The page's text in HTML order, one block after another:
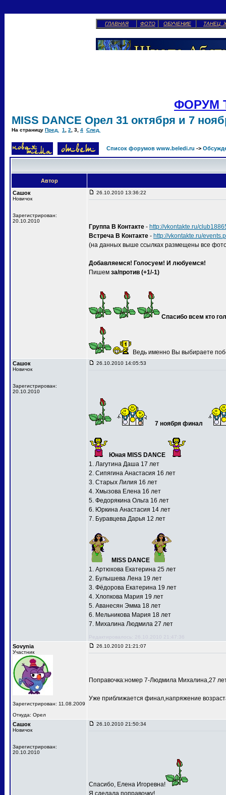
ГЛАВНАЯ ФОТО ОБУЧЕНИЕ ТАНЕЦ
ФОРУМ
MISS DANCE Орел 31 октября и 7
На страницу Пред. 1 2 3 4 След.
Список форумов www.beledi.ru ->
Автор
Сашок
Новичок
Зарегистрирован:
20.10.2010
26.10.2010 13:36:22
Группа В Контакте - http://vkontakte.ru/
Встреча В Контакте - http://vkontakte.ru/
(на данных выше ссылках размещены все
Добавляемся! Голосуем! И любуемся!
Пишем за/против (+1/-1)
Спасибо всем кто
Ведь именно Вы выбираете
Сашок
Новичок
Зарегистрирован:
20.10.2010
26.10.2010 14:05:53
7 ноября финал
Юная MISS DANCE
1. Лагутина Даша 17 лет
2. Сипягина Анастасия 16 лет
3. Старых Лилия 16 лет
4. Хмызова Елена 16 лет
5. Федорякина Ольга 16 лет
6. Юркина Анастасия 14 лет
7. Буравцева Дарья 12 лет
MISS DANCE
1. Артюхова Екатерина 25 лет
2. Булышева Лена 19 лет
3. Фёдорова Екатерина 19 лет
4. Хлопкова Мария 19 лет
5. Аванесян Эмма 18 лет
6. Мельникова Мария 18 лет
7. Михалина Людмила 27 лет
Редактировалось: 26.10.2010 21:47:36
Sovynia
Участник
Зарегистрирован: 11.08.2009
Откуда: Орел
26.10.2010 21:21:07
Поправочка:номер 7-Людмила Михалина,27
Уже приближается финал,напряжение
Сашок
Новичок
Зарегистрирован:
20.10.2010
26.10.2010 21:50:34
Спасибо, Елена Игоревна!
Я сделала поправочку!